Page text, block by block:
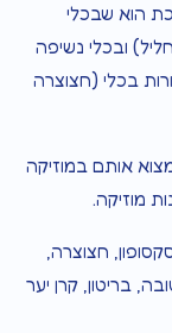
הוא שבכלי
ובכלי נשיפה
בכלי (חצוצרה
אותם במוזיקה
מוזיקה.
חצוצרה,
בריטון, קרן יער